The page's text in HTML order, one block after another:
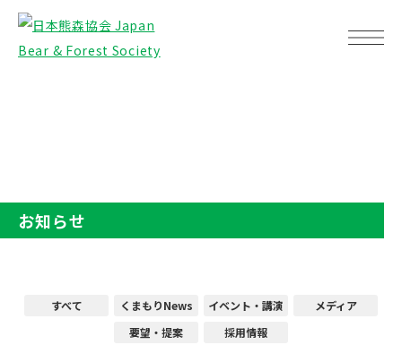
お知らせ
すべて くまもりNews イベント・講演
メディア
要望・提案
採用情報